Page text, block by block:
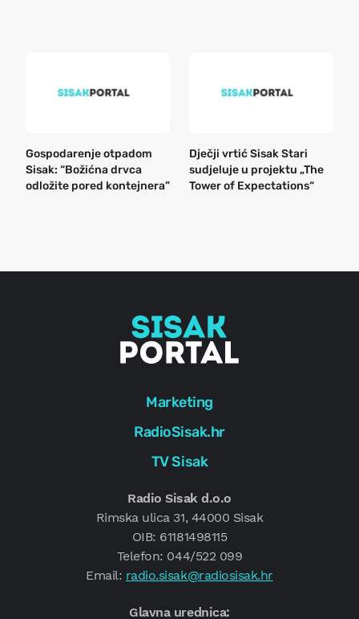
Gospodarenje otpadom
Sisak: “Božićna drvca
odložite pored kontejnera”
Dječji vrtić Sisak Stari
sudjeluje u projektu „The
Tower of Expectations“
Marketing
RadioSisak.hr
TV Sisak
Radio Sisak d.o.o
Rimska ulica 31, 44000 Sisak
OIB: 61181498115
Telefon: 044/522 099
Email: radio.sisak@radiosisak.hr
Glavna urednica: